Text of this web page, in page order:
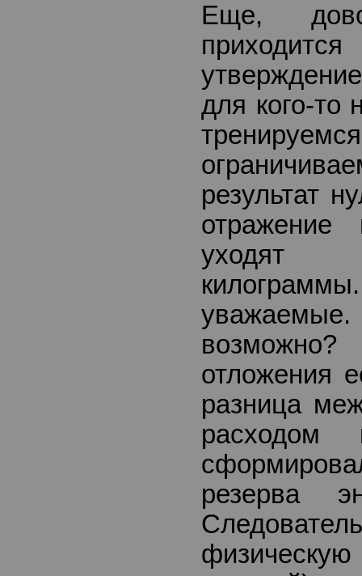
Еще,
для кого-то
результат
уходят
отложения
разница
расходом
резерва
физическую